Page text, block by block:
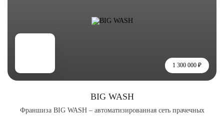
1 300 000 ₽
BIG WASH
Франшиза BIG WASH – автоматизированная сеть прачечных